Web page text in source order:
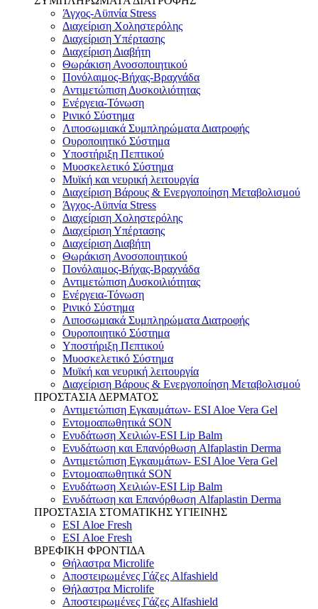
Άγχος-Αϋπνία Stress
Διαχείριση Χοληστερόλης
Διαχείριση Υπέρτασης
Διαχείριση Διαβήτη
Θωράκιση Ανοσοποιητικού
Πονόλαιμος-Βήχας-Βραχνάδα
Αντιμετώπιση Δυσκοιλιότητας
Eνέργεια-Τόνωση
Ρινικό Σύστημα
Λιποσωμιακά Συμπληρώματα Διατροφής
Ουροποιητικό Σύστημα
Υποστήριξη Πεπτικού
Μυοσκελετικό Σύστημα
Μυϊκή και νευρική λειτουργία
Διαχείριση Βάρους & Ενεργοποίηση Μεταβολισμού
Άγχος-Αϋπνία Stress
Διαχείριση Χοληστερόλης
Διαχείριση Υπέρτασης
Διαχείριση Διαβήτη
Θωράκιση Ανοσοποιητικού
Πονόλαιμος-Βήχας-Βραχνάδα
Αντιμετώπιση Δυσκοιλιότητας
Eνέργεια-Τόνωση
Ρινικό Σύστημα
Λιποσωμιακά Συμπληρώματα Διατροφής
Ουροποιητικό Σύστημα
Υποστήριξη Πεπτικού
Μυοσκελετικό Σύστημα
Μυϊκή και νευρική λειτουργία
Διαχείριση Βάρους & Ενεργοποίηση Μεταβολισμού
ΠΡΟΣΤΑΣΙΑ ΔΕΡΜΑΤΟΣ
Αντιμετώπιση Εγκαυμάτων- ESI Aloe Vera Gel
Εντομοαπωθητικά SON
Ενυδάτωση Χειλιών-ESI Lip Balm
Ενυδάτωση και Επανόρθωση Alfaplastin Derma
Αντιμετώπιση Εγκαυμάτων- ESI Aloe Vera Gel
Εντομοαπωθητικά SON
Ενυδάτωση Χειλιών-ESI Lip Balm
Ενυδάτωση και Επανόρθωση Alfaplastin Derma
ΠΡΟΣΤΑΣΙΑ ΣΤΟΜΑΤΙΚΗΣ ΥΓΙΕΙΝΗΣ
ESI Αloe Fresh
ESI Αloe Fresh
ΒΡΕΦΙΚΗ ΦΡΟΝΤΙΔΑ
Θήλαστρα Microlife
Αποστειρωμένες Γάζες Alfashield
Θήλαστρα Microlife
Αποστειρωμένες Γάζες Alfashield